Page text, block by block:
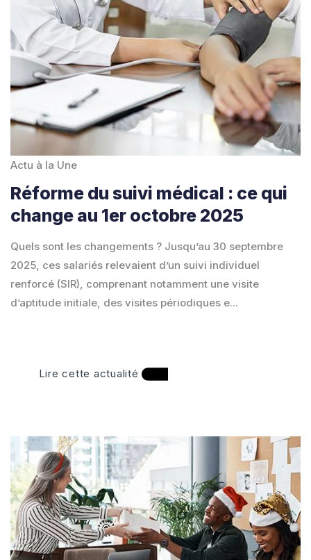
Actu à la Une
Réforme du suivi médical : ce qui
change au 1er octobre 2025
Quels sont les changements ? Jusqu’au 30 septembre
2025, ces salariés relevaient d’un suivi individuel
renforcé (SIR), comprenant notamment une visite
d’aptitude initiale, des visites périodiques e...
Lire cette actualité